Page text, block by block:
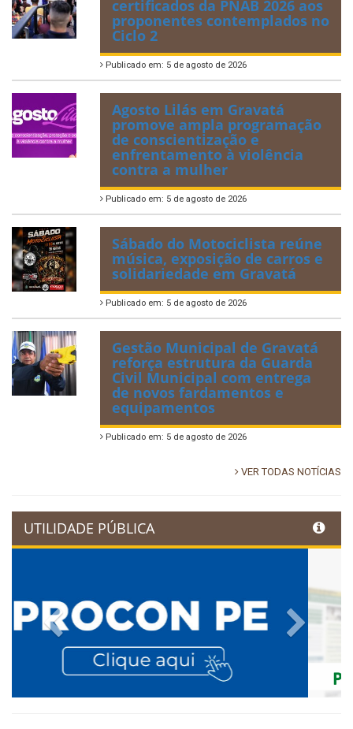
certificados da PNAB 2026 aos
proponentes contemplados no
Ciclo 2
Publicado em: 5 de agosto de 2026
Agosto Lilás em Gravatá
promove ampla programação
de conscientização e
enfrentamento à violência
contra a mulher
Publicado em: 5 de agosto de 2026
Sábado do Motociclista reúne
música, exposição de carros e
solidariedade em Gravatá
Publicado em: 5 de agosto de 2026
Gestão Municipal de Gravatá
reforça estrutura da Guarda
Civil Municipal com entrega
de novos fardamentos e
equipamentos
Publicado em: 5 de agosto de 2026
VER TODAS NOTÍCIAS
UTILIDADE PÚBLICA
Previous Next